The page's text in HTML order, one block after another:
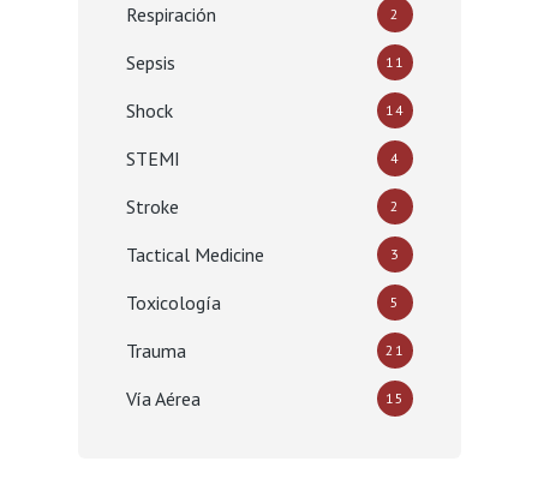
Respiración 2
Sepsis 11
Shock 14
STEMI 4
Stroke 2
Tactical Medicine 3
Toxicología 5
Trauma 21
Vía Aérea 15